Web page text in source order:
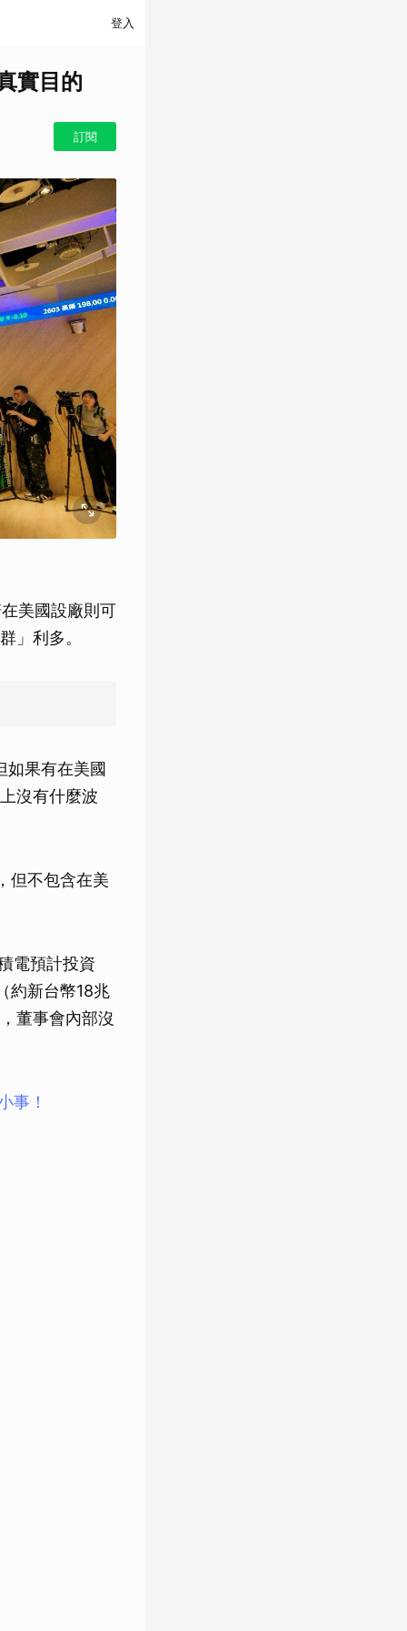
登入
實目的
訂閱
美國設廠則可
」利多。
如果有在美國
沒有什麼波
但不包含在美
電預計投資
約新台幣18兆
董事會內部沒
事！